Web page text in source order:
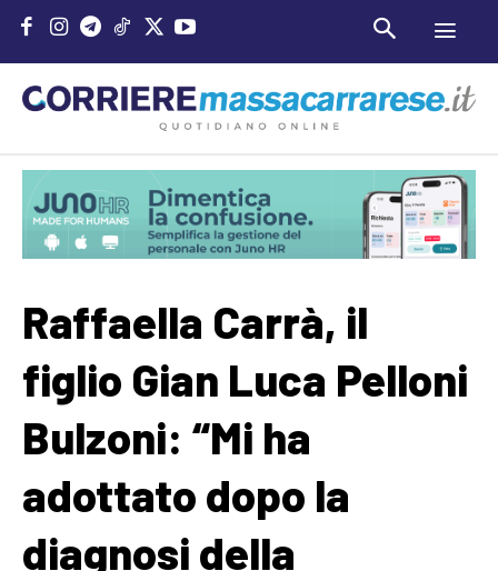
Raffaella Carrà, il
figlio Gian Luca Pelloni
Bulzoni: “Mi ha
adottato dopo la
diagnosi della